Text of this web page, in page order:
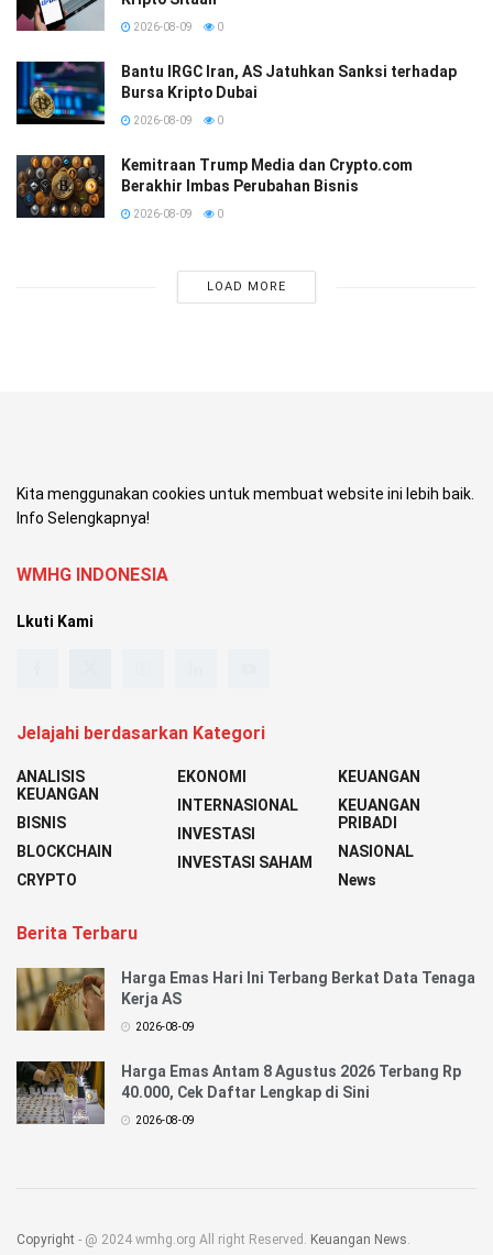
2026-08-09 0
Bantu IRGC Iran, AS Jatuhkan Sanksi terhadap
Bursa Kripto Dubai
2026-08-09 0
Kemitraan Trump Media dan Crypto.com
Berakhir Imbas Perubahan Bisnis
2026-08-09 0
LOAD MORE
Kita menggunakan cookies untuk membuat website ini lebih baik.
Info Selengkapnya!
WMHG INDONESIA
Lkuti Kami
Jelajahi berdasarkan Kategori
ANALISIS
KEUANGAN
BISNIS
BLOCKCHAIN
CRYPTO
EKONOMI
INTERNASIONAL
INVESTASI
INVESTASI SAHAM
KEUANGAN
KEUANGAN
PRIBADI
NASIONAL
News
Berita Terbaru
Harga Emas Hari Ini Terbang Berkat Data Tenaga
Kerja AS
2026-08-09
Harga Emas Antam 8 Agustus 2026 Terbang Rp
40.000, Cek Daftar Lengkap di Sini
2026-08-09
Copyright - @ 2024 wmhg.org All right Reserved. Keuangan News.